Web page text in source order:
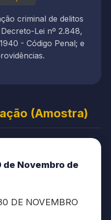
criminal de delitos
Lei nº 2.848,
- Código Penal; e
(Amostra)
de Novembro de
DE NOVEMBRO